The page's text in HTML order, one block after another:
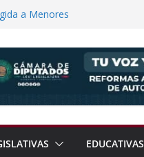
Este
con Acuerdo de
EDUCATIVAS